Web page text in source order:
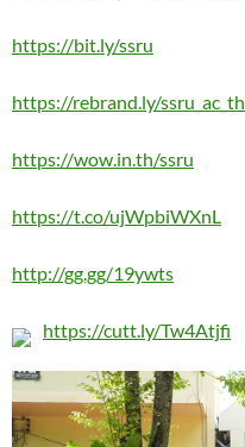
https://bit.ly/ssru
https://rebrand.ly/ssru_ac_th
https://wow.in.th/ssru
https://t.co/ujWpbiWXnL
http://gg.gg/19ywts
https://cutt.ly/Tw4Atjfi